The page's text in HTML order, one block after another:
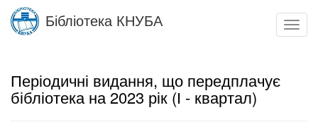
Skip
main
Бібліотека КНУБА
Періодичні видання, що передплачує
бібліотека на 2023 рік (І - квартал)